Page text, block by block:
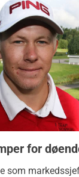
for
som